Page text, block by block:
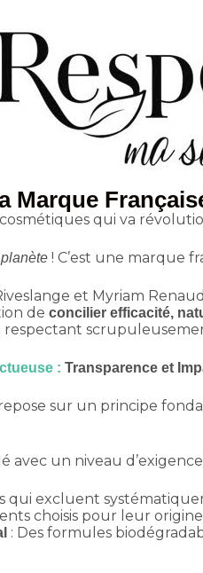
Marque
qui va
! C’est une marque
et Myriam
de concilier efficacité,
: Transparence et
sur un principe
un niveau
qui excluent
choisis pour leur
: Des formules